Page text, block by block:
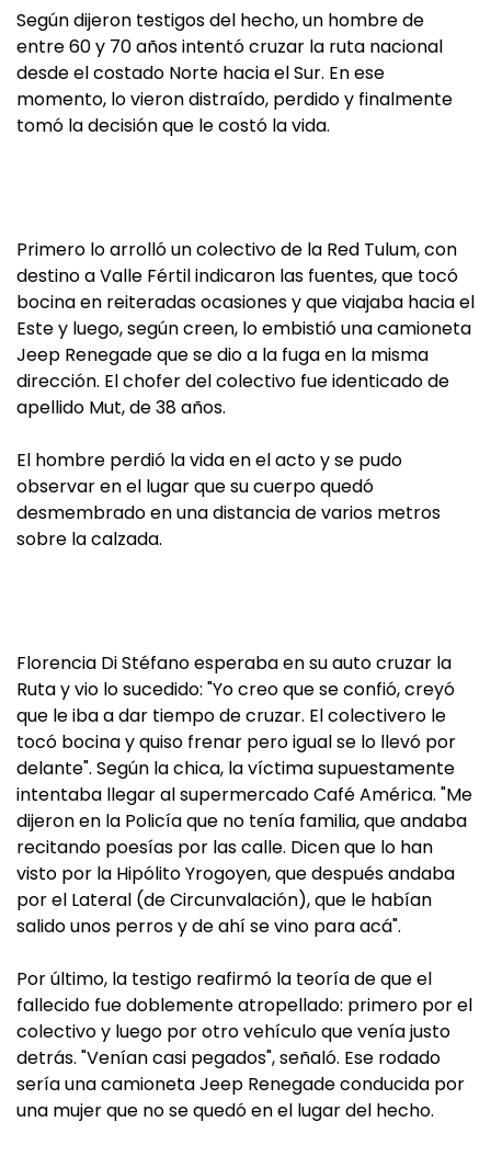
Según dijeron testigos del hecho, un hombre de
entre 60 y 70 años intentó cruzar la ruta nacional
desde el costado Norte hacia el Sur. En ese
momento, lo vieron distraído, perdido y finalmente
tomó la decisión que le costó la vida.
Primero lo arrolló un colectivo de la Red Tulum, con
destino a Valle Fértil indicaron las fuentes, que tocó
bocina en reiteradas ocasiones y que viajaba hacia el
Este y luego, según creen, lo embistió una camioneta
Jeep Renegade que se dio a la fuga en la misma
dirección. El chofer del colectivo fue identicado de
apellido Mut, de 38 años.
El hombre perdió la vida en el acto y se pudo
observar en el lugar que su cuerpo quedó
desmembrado en una distancia de varios metros
sobre la calzada.
Florencia Di Stéfano esperaba en su auto cruzar la
Ruta y vio lo sucedido: "Yo creo que se confió, creyó
que le iba a dar tiempo de cruzar. El colectivero le
tocó bocina y quiso frenar pero igual se lo llevó por
delante". Según la chica, la víctima supuestamente
intentaba llegar al supermercado Café América. "Me
dijeron en la Policía que no tenía familia, que andaba
recitando poesías por las calle. Dicen que lo han
visto por la Hipólito Yrogoyen, que después andaba
por el Lateral (de Circunvalación), que le habían
salido unos perros y de ahí se vino para acá".
Por último, la testigo reafirmó la teoría de que el
fallecido fue doblemente atropellado: primero por el
colectivo y luego por otro vehículo que venía justo
detrás. "Venían casi pegados", señaló. Ese rodado
sería una camioneta Jeep Renegade conducida por
una mujer que no se quedó en el lugar del hecho.